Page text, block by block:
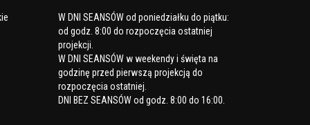
W DNI SEANSÓW od poniedziałku do piątku:
od godz. 8:00 do rozpoczęcia ostatniej
projekcji.
W DNI SEANSÓW w weekendy i święta na
godzinę przed pierwszą projekcją do
rozpoczęcia ostatniej.
DNI BEZ SEANSÓWod godz. 8:00 do 16:00.